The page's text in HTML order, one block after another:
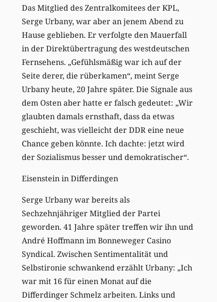
Das Mitglied des Zentralkomitees der KPL,
Serge Urbany, war aber an jenem Abend zu
Hause geblieben. Er verfolgte den Mauerfall
in der Direktübertragung des westdeutschen
Fernsehens. „Gefühlsmäßig war ich auf der
Seite derer, die rüberkamen“, meint Serge
Urbany heute, 20 Jahre später. Die Signale aus
dem Osten aber hatte er falsch gedeutet: „Wir
glaubten damals ernsthaft, dass da etwas
geschieht, was vielleicht der DDR eine neue
Chance geben könnte. Ich dachte: jetzt wird
der Sozialismus besser und demokratischer“.
Eisenstein in Differdingen
Serge Urbany war bereits als
Sechzehnjähriger Mitglied der Partei
geworden. 41 Jahre später treffen wir ihn und
André Hoffmann im Bonneweger Casino
Syndical. Zwischen Sentimentalität und
Selbstironie schwankend erzählt Urbany: „Ich
war mit 16 für einen Monat auf die
Differdinger Schmelz arbeiten. Links und